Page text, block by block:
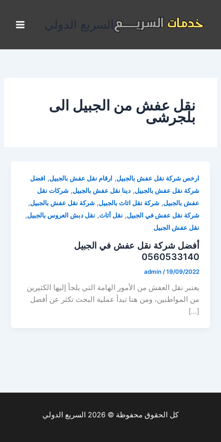
المحتوى
السريع الدولي
نقل عفش من الجبيل الى
بلجرشى
ارخص شركة نقل عفش بالجبيل, ارقام نقل عفش بالجبيل, افضل
شركة نقل عفش بالجبيل,دينا نقل عفش بالجبيل,شركات نقل
عفش بالجبيل,شركة نقل اثاث بالجبيل,شركة نقل عفش بالجبيل,
شركة نقل عفش في الجبيل, نقل أثاث, نقل دبش العروس بالجبيل,
نقل عفش الجبيل
أفضل شركة نقل عفش في الجبيل
0560533140
admin /19/09/2022
يعتبر نقل العفش من الأمور الهامة التي يلجأ إليها الكثيرين
من المواطنين، ومن هنا تبدأ عملية البحث تكثر عن أفضل
[…]
كل الحقوق محفوظة © 2026 السريع الدولي